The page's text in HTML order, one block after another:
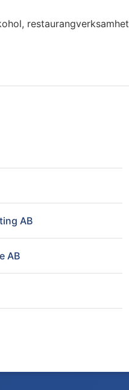
restaurangverksamhet
AB
AB